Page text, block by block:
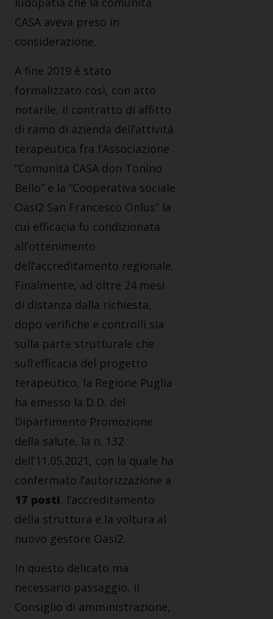
CASA aveva preso in
considerazione.
A fine 2019 è stato
formalizzato così, con atto
notarile, il contratto di affitto
di ramo di azienda dell’attività
terapeutica fra l’Associazione
“Comunità CASA don Tonino
Bello” e la “Cooperativa sociale
Oasi2 San Francesco Onlus” la
cui efficacia fu condizionata
all’ottenimento
dell’accreditamento regionale.
Finalmente, ad oltre 24 mesi
di distanza dalla richiesta,
dopo verifiche e controlli sia
sulla parte strutturale che
sull’efficacia del progetto
terapeutico, la Regione Puglia
ha emesso la D.D. del
Dipartimento Promozione
della salute, la n. 132
dell’11.05.2021, con la quale ha
confermato l’autorizzazione a
17 posti, l’accreditamento
della struttura e la voltura al
nuovo gestore Oasi2.
In questo delicato ma
necessario passaggio, il
Consiglio di amministrazione,